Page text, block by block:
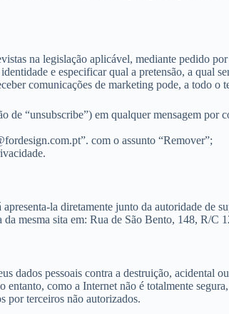
na legislação aplicável, mediante pedido
e especificar qual a pretensão, a qual
comunicações de marketing pode, a todo o
de “unsubscribe”) em qualquer mensagem por
com o assunto “Remover”;
la diretamente junto da autoridade de
mesma sita em: Rua de São Bento, 148, R/C
dados pessoais contra a destruição, acidental
como a Internet não é totalmente
por terceiros não autorizados.